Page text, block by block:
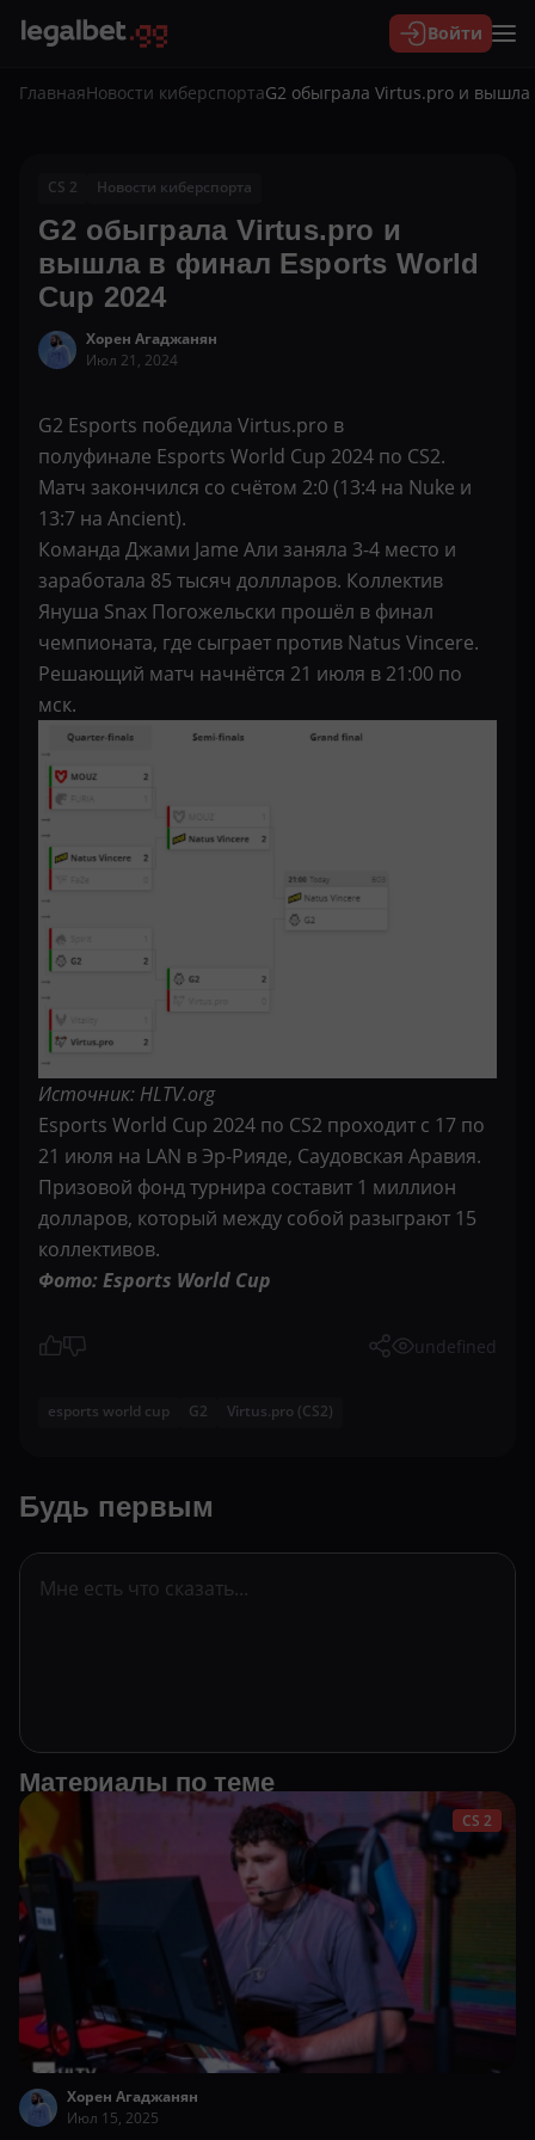
Войти
ГлавнаяНовости киберспортаG2 обыграла Virtus.pro и
CS 2 Новости киберспорта
G2 обыграла Virtus.pro и
вышла в финал Esports World
Cup 2024
Хорен Агаджанян
Июл 21, 2024
G2 Esports победила Virtus.pro в
полуфинале Esports World Cup 2024 по CS2.
Матч закончился со счётом 2:0 (13:4 на Nuke и
13:7 на Ancient).
Команда Джами Jame Али заняла 3-4 место и
заработала 85 тысяч доллларов. Коллектив
Януша Snax Погожельски прошёл в финал
чемпионата, где сыграет против Natus Vincere.
Решающий матч начнётся 21 июля в 21:00 по
мск.
Источник: HLTV.org
Esports World Cup 2024 по CS2 проходит с 17 по
21 июля на LAN в Эр-Рияде, Саудовская Аравия.
Призовой фонд турнира составит 1 миллион
долларов, который между собой разыграют 15
коллективов.
Фото: Esports World Cup
undefined
esports world cup G2 Virtus.pro (CS2)
Будь первым
Материалы по теме
CS 2
Хорен Агаджанян
Июл 15, 2025